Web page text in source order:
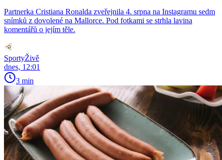
Partnerka Cristiana Ronalda zveřejnila 4. srpna na Instagramu sedm
snímků z dovolené na Mallorce. Pod fotkami se strhla lavina
komentářů o jejím těle.
SportyŽivě
dnes, 12:01
3 min